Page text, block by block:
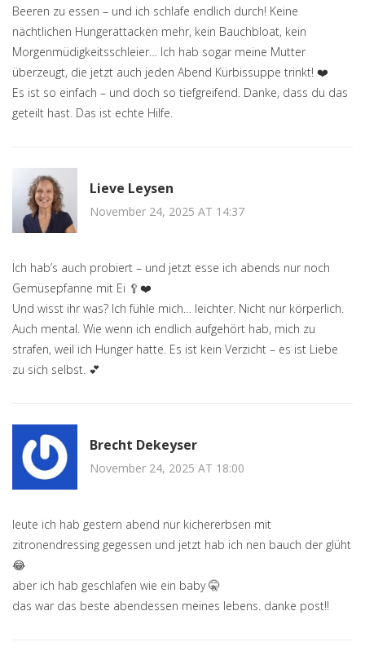
Beeren zu essen – und ich schlafe endlich durch! Keine
nächtlichen Hungerattacken mehr, kein Bauchbloat, kein
Morgenmüdigkeitsschleier… Ich hab sogar meine Mutter
überzeugt, die jetzt auch jeden Abend Kürbissuppe trinkt! ❤️
Es ist so einfach – und doch so tiefgreifend. Danke, dass du das
geteilt hast. Das ist echte Hilfe.
Lieve Leysen
November 24, 2025 AT 14:37
Ich hab’s auch probiert – und jetzt esse ich abends nur noch
Gemüsepfanne mit Ei 🥄❤️
Und wisst ihr was? Ich fühle mich… leichter. Nicht nur körperlich.
Auch mental. Wie wenn ich endlich aufgehört hab, mich zu
strafen, weil ich Hunger hatte. Es ist kein Verzicht – es ist Liebe
zu sich selbst. 💕
Brecht Dekeyser
November 24, 2025 AT 18:00
leute ich hab gestern abend nur kichererbsen mit
zitronendressing gegessen und jetzt hab ich nen bauch der glüht
😂
aber ich hab geschlafen wie ein baby 🤫
das war das beste abendessen meines lebens. danke post!!